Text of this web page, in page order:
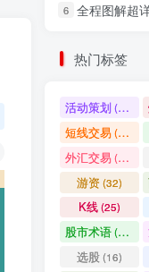
6 全程图解超详
热门标签
活动策划(49)
短线交易(40)
外汇交易(37)
游资 (32)
K线(25)
股市术语(21)
选股(16)
热门文章 最新